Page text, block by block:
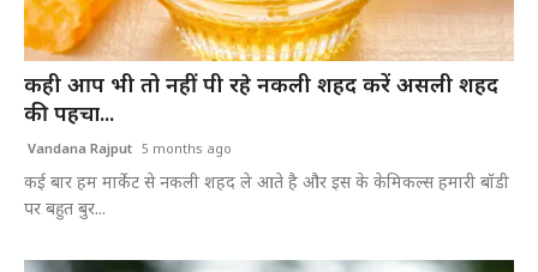
कही आप भी तो नहीं पी रहे नकली शहद करें असली शहद
की पहचा...
Vandana Rajput 5 months ago
कई बार हम मार्केट से नकली शहद ले आते है और इस के केमिकल्स हमारी बॉडी
पर बहुत बुर...